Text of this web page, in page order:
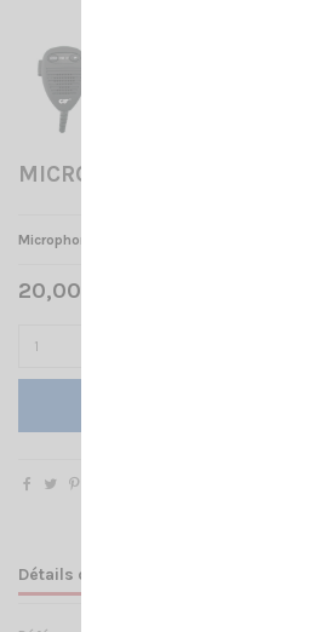
MICRO ORIGINE MILLENIUM
Microphone d'origine CRT MILLENIUM
20,00 € TTC
Détails du produit